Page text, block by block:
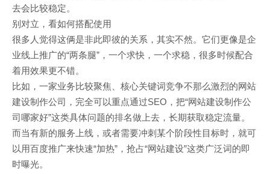
去会比较稳定。
别对立，看如何搭配使用
很多人觉得这俩是非此即彼的关系，其实不然。它们更像是企
业线上推广的“两条腿”，一个求快，一个求稳，很多时候配合
着用效果更不错。
比如，一家业务比较聚焦、核心关键词竞争不那么激烈的网站
建设制作公司，完全可以重点通过SEO，把“网站建设制作公
司哪家好”这类具体问题的排名做上去，长期获取稳定流量。
而当有新的服务上线，或者需要冲刺某个阶段性目标时，就可
以用百度推广来快速“加热”，抢占“网站建设”这类广泛词的即
时曝光。